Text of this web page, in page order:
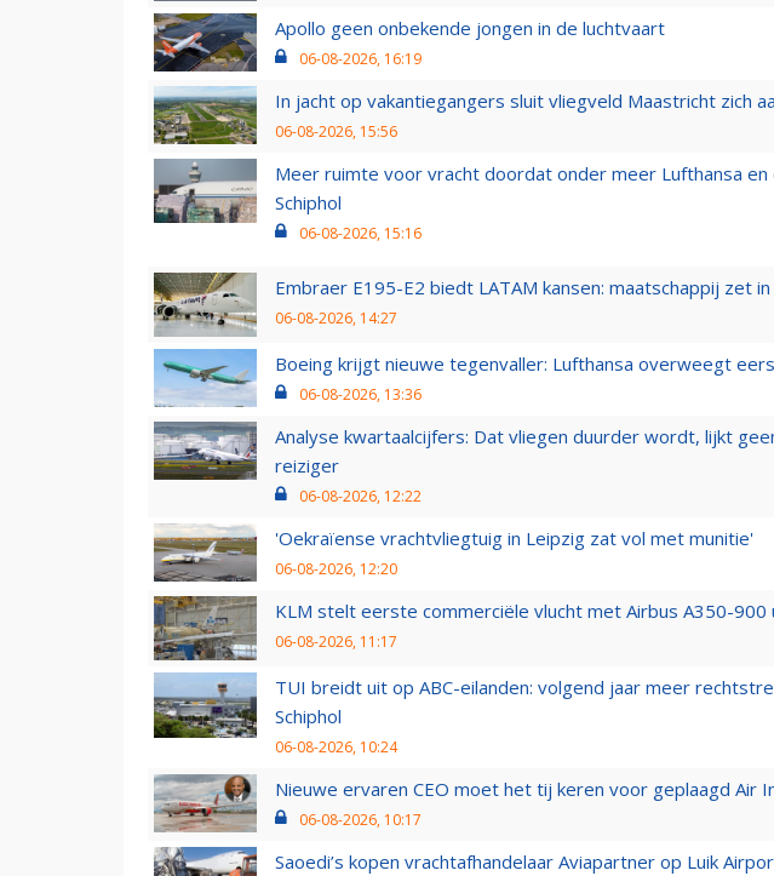
Apollo geen onbekende jongen in de luchtvaart
06-08-2026, 16:19
In jacht op vakantiegangers sluit vliegveld Maastricht zich
06-08-2026, 15:56
Meer ruimte voor vracht doordat onder meer Lufthansa
Schiphol
06-08-2026, 15:16
Embraer E195-E2 biedt LATAM kansen: maatschappij zet
06-08-2026, 14:27
Boeing krijgt nieuwe tegenvaller: Lufthansa overweegt
06-08-2026, 13:36
Analyse kwartaalcijfers: Dat vliegen duurder wordt, lijkt
reiziger
06-08-2026, 12:22
'Oekraïense vrachtvliegtuig in Leipzig zat vol met munitie'
06-08-2026, 12:20
KLM stelt eerste commerciële vlucht met Airbus A350-900
06-08-2026, 11:17
TUI breidt uit op ABC-eilanden: volgend jaar meer
Schiphol
06-08-2026, 10:24
Nieuwe ervaren CEO moet het tij keren voor geplaagd Air
06-08-2026, 10:17
Saoedi’s kopen vrachtafhandelaar Aviapartner op Luik